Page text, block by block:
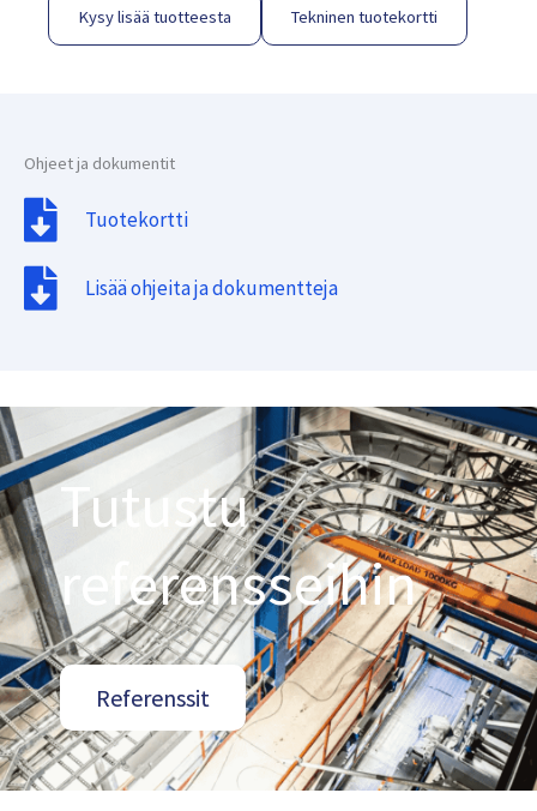
Kysy lisää tuotteesta Tekninen tuotekortti
Ohjeet ja dokumentit
Tuotekortti
Lisää ohjeita ja dokumentteja
Tutustu
referensseihin
Referenssit